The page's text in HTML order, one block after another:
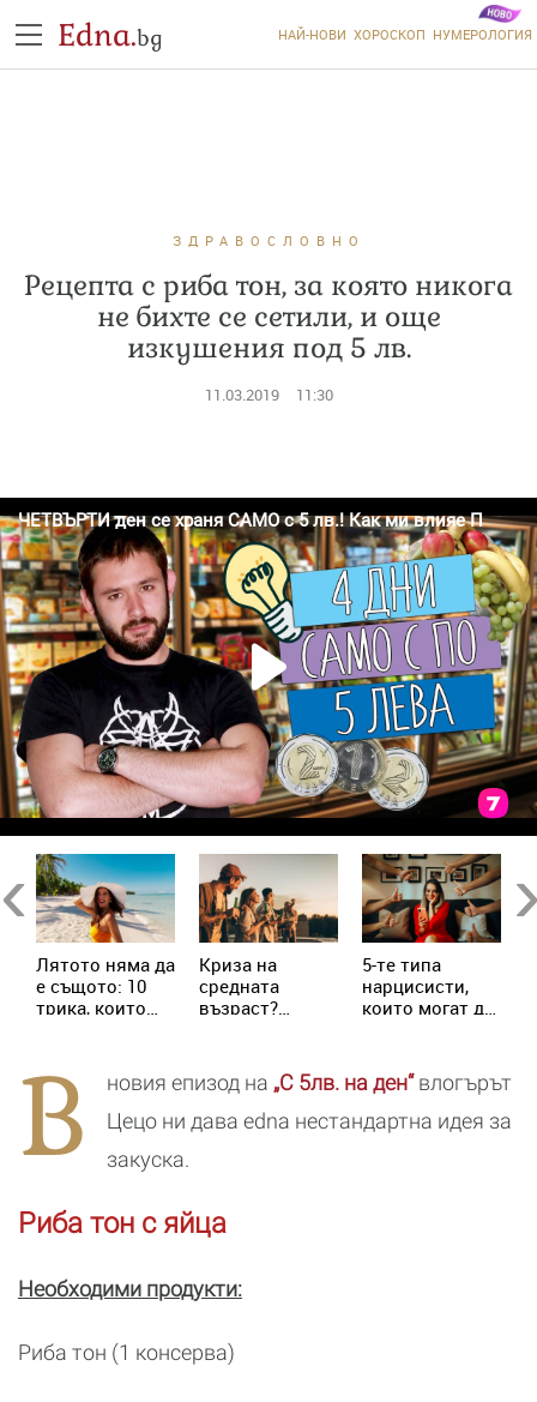
Edna.bg НАЙ-НОВИ ХОРОСКОП НУМЕРОЛОГИЯ
ЗДРАВОСЛОВНО
Рецепта с риба тон, за която никога
не бихте се сетили, и още
изкушения под 5 лв.
11.03.2019 11:30
Лятото няма да
е същото: 10
трика, които
Криза на
средната
възраст?
правилата
5-те типа
нарцисисти,
които могат да
всеки ден
В новия епизод на „С 5лв. на ден“влогърът
Цецо ни дава edna нестандартна идея за
закуска.
Риба тон с яйца
Необходими продукти:
Риба тон (1 консерва)